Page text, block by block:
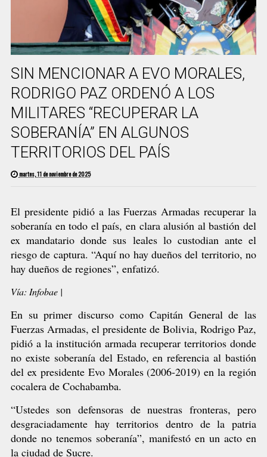
SIN MENCIONAR A EVO MORALES,
RODRIGO PAZ ORDENÓ A LOS
MILITARES “RECUPERAR LA
SOBERANÍA” EN ALGUNOS
TERRITORIOS DEL PAÍS
martes, 11 de noviembre de 2025
El presidente pidió a las Fuerzas Armadas recuperar la
soberanía en todo el país, en clara alusión al bastión del
ex mandatario donde sus leales lo custodian ante el
riesgo de captura. “Aquí no hay dueños del territorio, no
hay dueños de regiones”, enfatizó.
Vía: Infobae |
En su primer discurso como Capitán General de las
Fuerzas Armadas, el presidente de Bolivia, Rodrigo Paz,
pidió a la institución armada recuperar territorios donde
no existe soberanía del Estado, en referencia al bastión
del ex presidente Evo Morales (2006-2019) en la región
cocalera de Cochabamba.
“Ustedes son defensoras de nuestras fronteras, pero
desgraciadamente hay territorios dentro de la patria
donde no tenemos soberanía”, manifestó en un acto en
la ciudad de Sucre.